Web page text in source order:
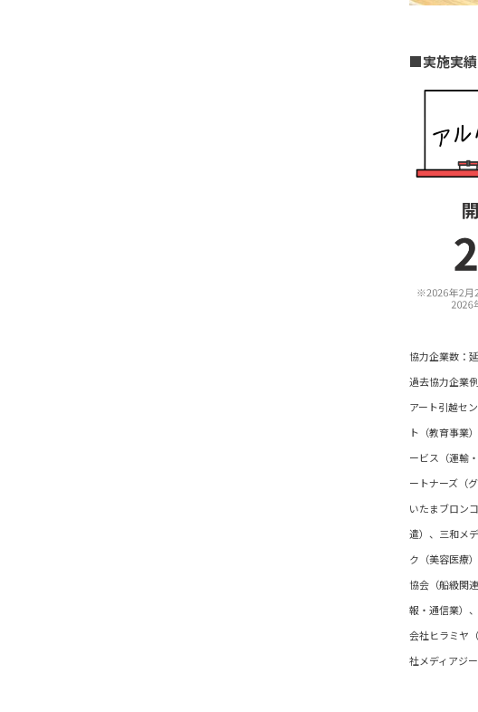
■実施実績
協力企業数：
過去協力企業例
アート引越セ
ト（教育事業
ービス（運輸
ートナーズ（
いたまブロン
遣）、三和メ
ク（美容医療
協会（船級関
報・通信業）
会社ヒラミヤ
社メディアジ